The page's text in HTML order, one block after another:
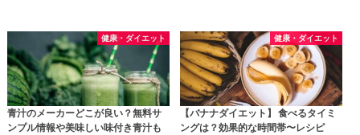
健康・ダイエット
青汁のメーカーどこが良い？無料サ
ンプル情報や美味しい味付き青汁も
健康・ダイエット
【バナナダイエット】 食べるタイミ
ングは？効果的な時間帯〜レシピ